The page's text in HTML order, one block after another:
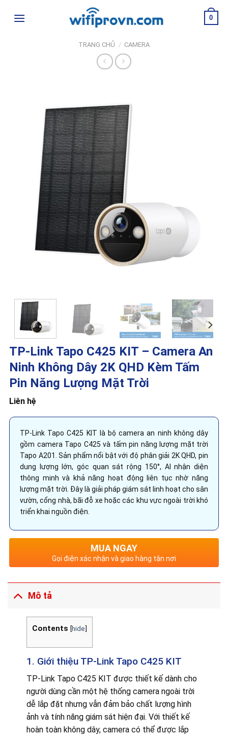
0
TRANG CHỦ / CAMERA
TP-Link Tapo C425 KIT – Camera An
Ninh Không Dây 2K QHD Kèm Tấm
Pin Năng Lượng Mặt Trời
Liên hệ
TP-Link Tapo C425 KIT là bộ camera an ninh không dây
gồm camera Tapo C425 và tấm pin năng lượng mặt trời
Tapo A201. Sản phẩm nổi bật với độ phân giải 2K QHD, pin
dung lượng lớn, góc quan sát rộng 150°, AI nhận diện
thông minh và khả năng hoạt động liên tục nhờ năng
lượng mặt trời. Đây là giải pháp giám sát linh hoạt cho sân
vườn, cổng nhà, bãi đỗ xe hoặc các khu vực ngoài trời khó
triển khai nguồn điện.
MUA NGAY
Gọi điện xác nhận và giao hàng tận nơi
Mô tả
Contents [hide]
1. Giới thiệu TP-Link Tapo C425 KIT
TP-Link Tapo C425 KIT được thiết kế dành cho
người dùng cần một hệ thống camera ngoài trời
dễ lắp đặt nhưng vẫn đảm bảo chất lượng hình
ảnh và tính năng giám sát hiện đại. Với thiết kế
hoàn toàn không dây, camera có thể được lắp